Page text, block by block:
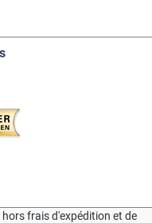
frais d'expédition et de